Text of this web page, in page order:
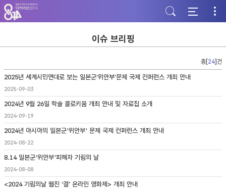
주
메
뉴
가
본
문
바
기
하
단
바
기
이슈 브리핑
총[24]건
2025년 세계시민연대로 보는 일본군‘위안부’문제 국제 컨퍼런스 개최 안내
2025-09-03
2024년 9월 26일 학술 콜로키움 개최 안내 및 자료집 소개
2024-09-19
2024년 아시아의 일본군'위안부' 문제 국제 컨퍼런스 개최 안내
2024-08-22
8.14 일본군'위안부'피해자 기림의 날
2024-08-08
<2024 기림의날 웹진 ‘결’ 온라인 영화제> 개최 안내